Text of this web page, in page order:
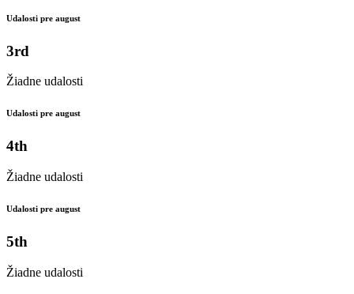
Udalosti pre august
3rd
Žiadne udalosti
Udalosti pre august
4th
Žiadne udalosti
Udalosti pre august
5th
Žiadne udalosti